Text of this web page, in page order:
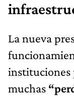
La nueva
instituciones
muchas